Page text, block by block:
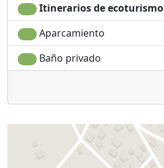
Itinerarios de ecoturismo
Aparcamiento
Baño privado